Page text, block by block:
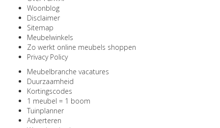
Woonblog
Disclaimer
Sitemap
Meubelwinkels
Zo werkt online meubels shoppen
Privacy Policy
Meubelbranche vacatures
Duurzaamheid
Kortingscodes
1 meubel = 1 boom
Tuinplanner
Adverteren